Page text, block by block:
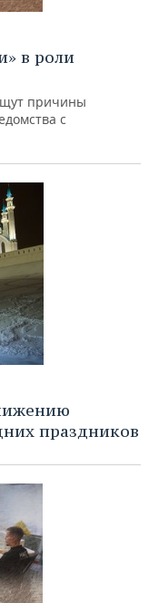
в роли
причины
с
праздников